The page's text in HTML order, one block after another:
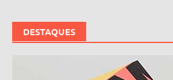
DESTAQUES